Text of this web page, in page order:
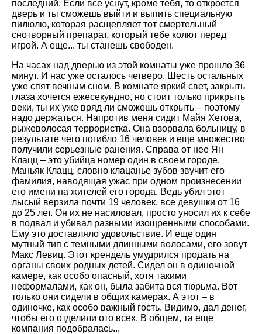
последний. Если все уснут, кроме тебя, то откроется
дверь и ты сможешь выйти и выпить специальную
пилюлю, которая расщепляет тот смертельный
снотворный препарат, который тебе колют перед
игрой. А еще... ты станешь свободен.
На часах над дверью из этой комнаты уже прошло 36
минут. И нас уже осталось четверо. Шесть остальных
уже спят вечным сном. В комнате яркий свет, закрыть
глаза хочется ежесекундно, но стоит только прикрыть
веки, ты их уже вряд ли сможешь открыть – поэтому
надо держаться. Напротив меня сидит Майя Хетова,
рыжеволосая террористка. Она взорвала больницу, в
результате чего погибло 16 человек и еще множество
получили серьезные ранения. Справа от нее Ян
Клацц – это убийца номер один в своем городе.
Маньяк Клацц, словно клацанье зубов звучит его
фамилия, наводящая ужас при одном произнесении
его имени на жителей его города. Ведь убил этот
лысый верзила почти 19 человек, все девушки от 16
до 25 лет. Он их не насиловал, просто уносил их к себе
в подвал и убивал разными изощренными способами.
Ему это доставляло удовольствие. И еще один
мутный тип с темными длинными волосами, его зовут
Макс Левиц. Этот крендель умудрился продать на
органы своих родных детей. Сидел он в одиночной
камере, как особо опасный, хотя такими
неформалами, как он, была забита вся тюрьма. Вот
только они сидели в общих камерах. А этот – в
одиночке, как особо важный гость. Видимо, дал денег,
чтобы его отделили ото всех. В общем, та еще
компания подобралась...